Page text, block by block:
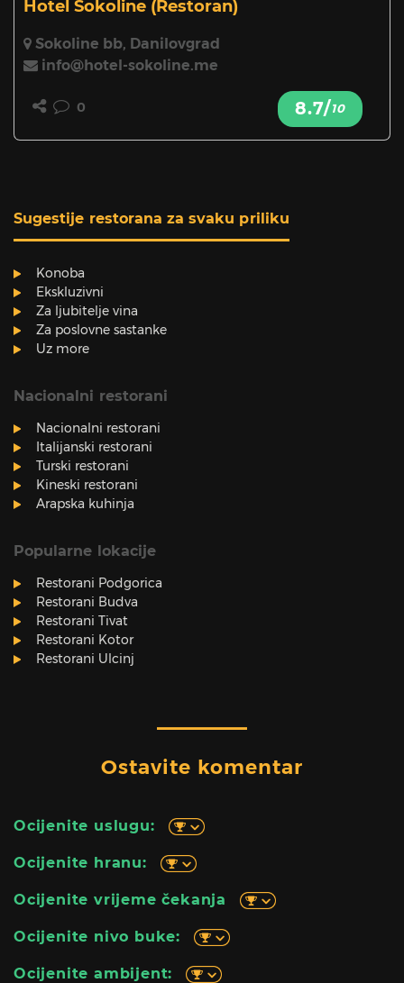
Hotel Sokoline (Restoran)
Sokoline bb, Danilovgrad
info@hotel-sokoline.me
0 8.7/10
Sugestije restorana za svaku priliku
Konoba
Ekskluzivni
Za ljubitelje vina
Za poslovne sastanke
Uz more
Nacionalni restorani
Nacionalni restorani
Italijanski restorani
Turski restorani
Kineski restorani
Arapska kuhinja
Popularne lokacije
Restorani Podgorica
Restorani Budva
Restorani Tivat
Restorani Kotor
Restorani Ulcinj
Ostavite komentar
Ocijenite uslugu:
Ocijenite hranu:
Ocijenite vrijeme čekanja
Ocijenite nivo buke:
Ocijenite ambijent: